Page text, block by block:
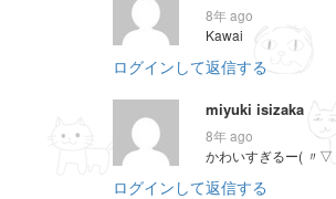
8年 ago
Kawai
ログインして返信する
miyuki isizaka
8年 ago
かわいすぎるー( 〃▽
ログインして返信する